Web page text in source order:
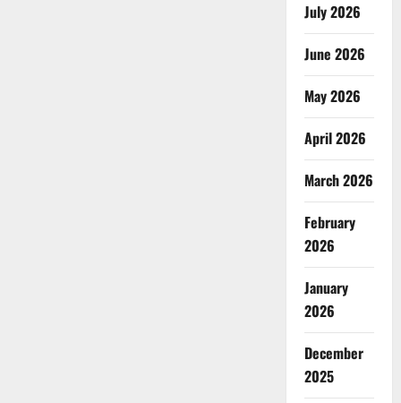
July 2026
June 2026
May 2026
April 2026
March 2026
February
2026
January
2026
December
2025